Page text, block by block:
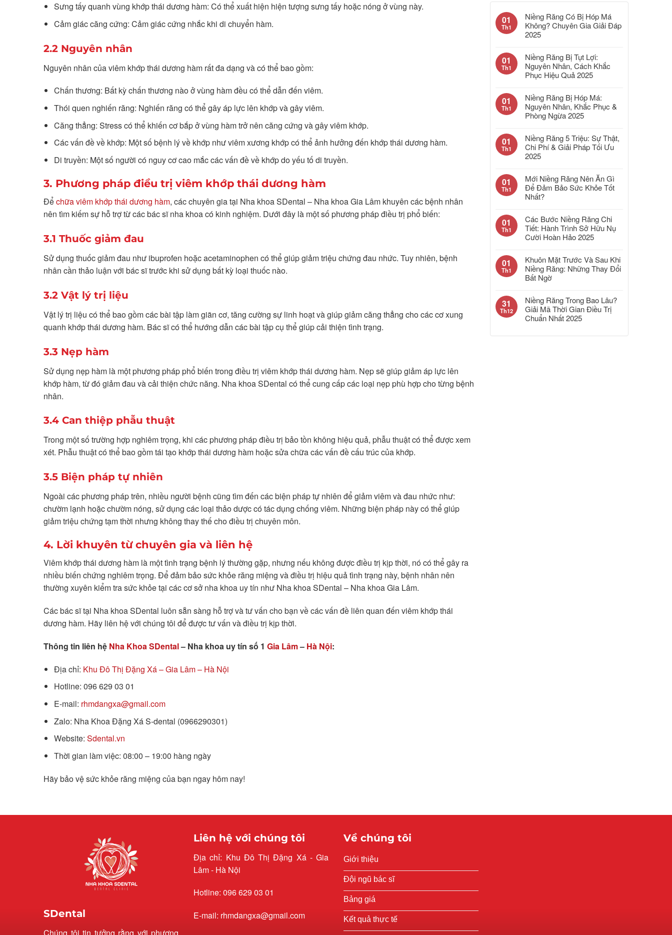
Sưng tấy quanh vùng khớp thái dương hàm: Có thể xuất hiện hiện tượng sưng tấy hoặc nóng ở vùng này.
Cảm giác căng cứng: Cảm giác cứng nhắc khi di chuyển hàm.
2.2 Nguyên nhân
Nguyên nhân của viêm khớp thái dương hàm rất đa dạng và có thể bao gồm:
Chấn thương: Bất kỳ chấn thương nào ở vùng hàm đều có thể dẫn đến viêm.
Thói quen nghiến răng: Nghiến răng có thể gây áp lực lên khớp và gây viêm.
Căng thẳng: Stress có thể khiến cơ bắp ở vùng hàm trở nên căng cứng và gây viêm khớp.
Các vấn đề về khớp: Một số bệnh lý về khớp như viêm xương khớp có thể ảnh hưởng đến khớp thái dương hàm.
Di truyền: Một số người có nguy cơ cao mắc các vấn đề về khớp do yếu tố di truyền.
3. Phương pháp điều trị viêm khớp thái dương hàm
Đểchữa viêm khớp thái dương hàm, các chuyên gia tại Nha khoa SDental – Nha khoa Gia Lâm khuyên các bệnh nhân
nên tìm kiếm sự hỗ trợ từ các bác sĩ nha khoa có kinh nghiệm. Dưới đây là một số phương pháp điều trị phổ biến:
3.1 Thuốc giảm đau
Sử dụng thuốc giảm đau như ibuprofen hoặc acetaminophen có thể giúp giảm triệu chứng đau nhức. Tuy nhiên, bệnh
nhân cần thảo luận với bác sĩ trước khi sử dụng bất kỳ loại thuốc nào.
3.2 Vật lý trị liệu
Vật lý trị liệu có thể bao gồm các bài tập làm giãn cơ, tăng cường sự linh hoạt và giúp giảm căng thẳng cho các cơ xung
quanh khớp thái dương hàm. Bác sĩ có thể hướng dẫn các bài tập cụ thể giúp cải thiện tình trạng.
3.3 Nẹp hàm
Sử dụng nẹp hàm là một phương pháp phổ biến trong điều trị viêm khớp thái dương hàm. Nẹp sẽ giúp giảm áp lực lên
khớp hàm, từ đó giảm đau và cải thiện chức năng. Nha khoa SDental có thể cung cấp các loại nẹp phù hợp cho từng bệnh
nhân.
3.4 Can thiệp phẫu thuật
Trong một số trường hợp nghiêm trọng, khi các phương pháp điều trị bảo tồn không hiệu quả, phẫu thuật có thể được xem
xét. Phẫu thuật có thể bao gồm tái tạo khớp thái dương hàm hoặc sửa chữa các vấn đề cấu trúc của khớp.
3.5 Biện pháp tự nhiên
Ngoài các phương pháp trên, nhiều người bệnh cũng tìm đến các biện pháp tự nhiên để giảm viêm và đau nhức như:
chườm lạnh hoặc chườm nóng, sử dụng các loại thảo dược có tác dụng chống viêm. Những biện pháp này có thể giúp
giảm triệu chứng tạm thời nhưng không thay thế cho điều trị chuyên môn.
4. Lời khuyên từ chuyên gia và liên hệ
Viêm khớp thái dương hàm là một tình trạng bệnh lý thường gặp, nhưng nếu không được điều trị kịp thời, nó có thể gây ra
nhiều biến chứng nghiêm trọng. Để đảm bảo sức khỏe răng miệng và điều trị hiệu quả tình trạng này, bệnh nhân nên
thường xuyên kiểm tra sức khỏe tại các cơ sở nha khoa uy tín như Nha khoa SDental – Nha khoa Gia Lâm.
Các bác sĩ tại Nha khoa SDental luôn sẵn sàng hỗ trợ và tư vấn cho bạn về các vấn đề liên quan đến viêm khớp thái
dương hàm. Hãy liên hệ với chúng tôi để được tư vấn và điều trị kịp thời.
Thông tin liên hệ Nha Khoa SDental– Nha khoa uy tín số 1 Gia Lâm– Hà Nội:
Địa chỉ: Khu Đô Thị Đặng Xá – Gia Lâm – Hà Nội
Hotline: 096 629 03 01
E-mail: rhmdangxa@gmail.com
Zalo: Nha Khoa Đặng Xá S-dental (0966290301)
Website: Sdental.vn
Thời gian làm việc: 08:00 – 19:00 hàng ngày
Hãy bảo vệ sức khỏe răng miệng của bạn ngay hôm nay!
01
Th1
Niềng Răng Có Bị Hóp Má
Không? Chuyên Gia Giải Đáp
2025
01
Th1
Niềng Răng Bị Tụt Lợi:
Nguyên Nhân, Cách Khắc
Phục Hiệu Quả 2025
01
Th1
Niềng Răng Bị Hóp Má:
Nguyên Nhân, Khắc Phục &
Phòng Ngừa 2025
01
Th1
Niềng Răng 5 Triệu: Sự Thật,
Chi Phí & Giải Pháp Tối Ưu
2025
01
Th1
Mới Niềng Răng Nên Ăn Gì
Để Đảm Bảo Sức Khỏe Tốt
Nhất?
01
Th1
Các Bước Niềng Răng Chi
Tiết: Hành Trình Sở Hữu Nụ
Cười Hoàn Hảo 2025
01
Th1
Khuôn Mặt Trước Và Sau Khi
Niềng Răng: Những Thay Đổi
Bất Ngờ
31
Th12
Niềng Răng Trong Bao Lâu?
Giải Mã Thời Gian Điều Trị
Chuẩn Nhất 2025
SDental
Chúng tôi tin tưởng rằng với phương
Liên hệ với chúng tôi
Địa chỉ: Khu Đô Thị Đặng Xá - Gia
Lâm - Hà Nội
Hotline: 096 629 03 01
E-mail: rhmdangxa@gmail.com
Về chúng tôi
Giới thiệu
Đội ngũ bác sĩ
Bảng giá
Kết quả thực tế